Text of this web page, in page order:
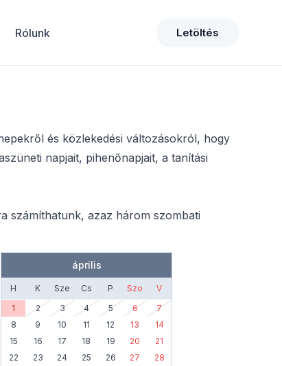
Rólunk Letöltés
és közlekedési változásokról, hogy
napjait, pihenőnapjait, a tanítási
számíthatunk, azaz három szombati
április
H K Sze Cs P Szo
V
1
2 3 4 5 6
7
8
9 10 11 12 13
14
15
16 17 18 19 20
21
22
23 24 25 26 27
28